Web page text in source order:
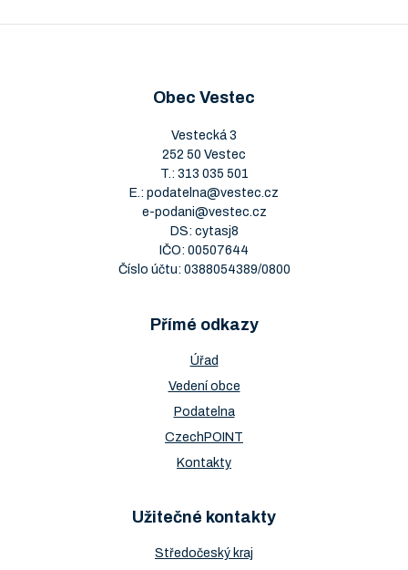
Obec Vestec
Vestecká 3
252 50 Vestec
T.: 313 035 501
E.: podatelna@vestec.cz
e-podani@vestec.cz
DS: cytasj8
IČO: 00507644
Číslo účtu: 0388054389/0800
Přímé odkazy
Úřad
Vedení obce
Podatelna
CzechPOINT
Kontakty
Užitečné kontakty
Středočeský kraj